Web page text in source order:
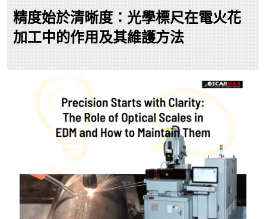
精度始於清晰度：光學標尺在電火花
加工中的作用及其維護方法